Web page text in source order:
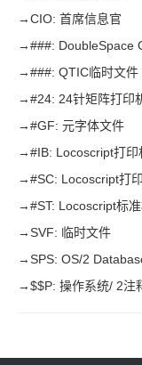
→CIO: 首席信息官
→###: DoubleSpace
→###: QTIC临时文件
→#24: 24针矩阵打印
→#GF: 元字体文件
→#IB: Locoscript打印
→#SC: Locoscript打
→#ST: Locoscript标
→SVF: 临时文件
→SPS: OS/2
→$$P: 操作系统/ 2注